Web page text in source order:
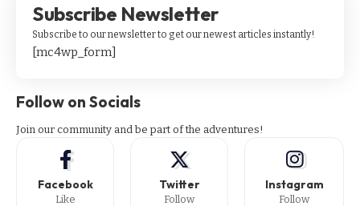
Subscribe Newsletter
Subscribe to our newsletter to get our newest articles instantly!
[mc4wp_form]
Follow on Socials
Join our community and be part of the adventures!
Facebook
Like
Twitter
Follow
Instagram
Follow